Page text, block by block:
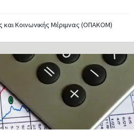
Κοινωνικής Μέριμνας (ΟΠΑΚΟΜ)